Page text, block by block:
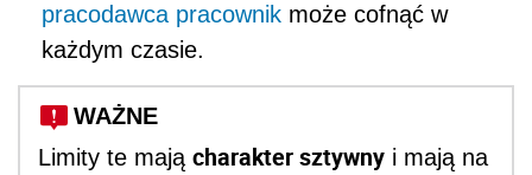
pracodawca pracownik może cofnąć w
każdym czasie.
WAŻNE
Limity te mają charakter sztywny i mają na